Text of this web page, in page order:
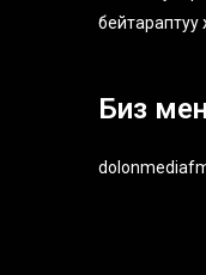
Биз